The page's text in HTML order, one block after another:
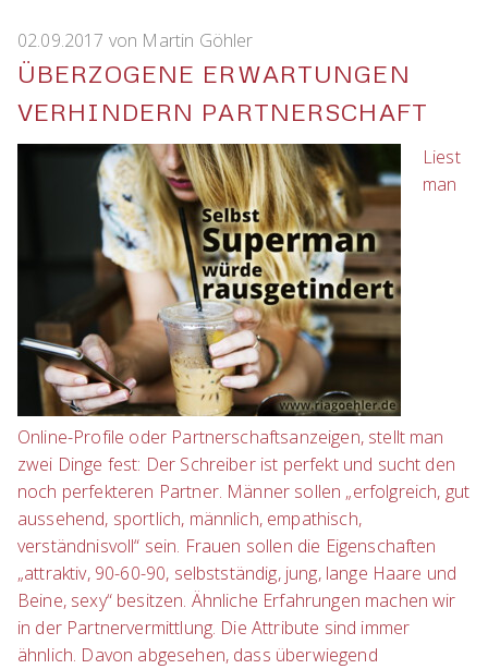
02.09.2017 von Martin Göhler
ÜBERZOGENE ERWARTUNGEN
VERHINDERN PARTNERSCHAFT
Liest
man
Online-Profile oder Partnerschaftsanzeigen, stellt man
zwei Dinge fest: Der Schreiber ist perfekt und sucht den
noch perfekteren Partner. Männer sollen „erfolgreich, gut
aussehend, sportlich, männlich, empathisch,
verständnisvoll“ sein. Frauen sollen die Eigenschaften
„attraktiv, 90-60-90, selbstständig, jung, lange Haare und
Beine, sexy“ besitzen. Ähnliche Erfahrungen machen wir
in der Partnervermittlung. Die Attribute sind immer
ähnlich. Davon abgesehen, dass überwiegend